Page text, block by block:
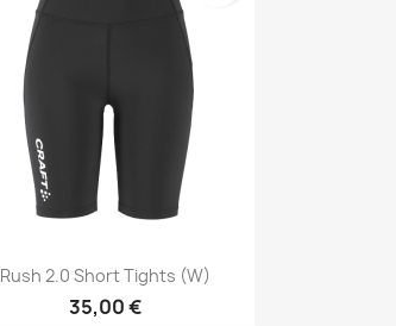
Vista rápida
Rush 2.0 Short Tights (W)
35,00 €